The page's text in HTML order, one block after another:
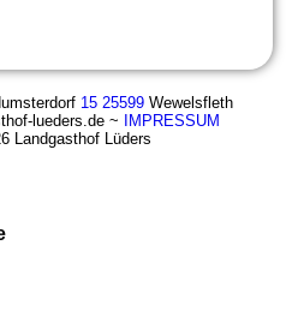
15 25599 Wewelsfleth
lueders.de ~
IMPRESSUM
Landgasthof Lüders